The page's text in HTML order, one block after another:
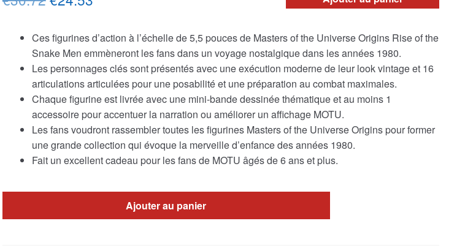
initial
était :
€30.72.
actuel
est :
€24.53.
Ces figurines d’action à l’échelle de 5,5 pouces de Masters of the Universe Origins Rise of the
Snake Men emmèneront les fans dans un voyage nostalgique dans les années 1980.
Les personnages clés sont présentés avec une exécution moderne de leur look vintage et 16
articulations articulées pour une posabilité et une préparation au combat maximales.
Chaque figurine est livrée avec une mini-bande dessinée thématique et au moins 1
accessoire pour accentuer la narration ou améliorer un affichage MOTU.
Les fans voudront rassembler toutes les figurines Masters of the Universe Origins pour former
une grande collection qui évoque la merveille d’enfance des années 1980.
Fait un excellent cadeau pour les fans de MOTU âgés de 6 ans et plus.
Ajouter au panier